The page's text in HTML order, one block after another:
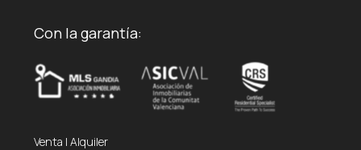
Con la garantía:
Venta | Alquiler